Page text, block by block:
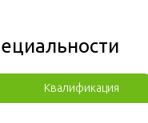
Квалификация